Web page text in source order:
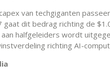
van techgiganten
gaat dit bedrag richting de
halfgeleiders wordt
richting AI-